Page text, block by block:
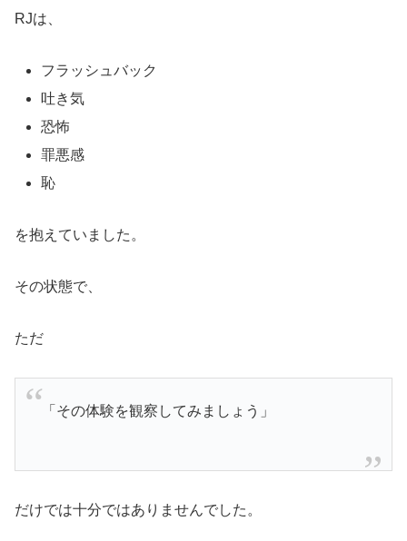
RJは、
フラッシュバック
吐き気
恐怖
罪悪感
恥
を抱えていました。
その状態で、
ただ
「その体験を観察してみましょう」
だけでは十分ではありませんでした。